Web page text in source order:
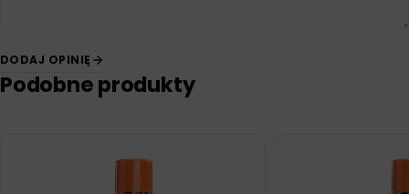
DODAJ OPINIĘ
Podobne produkty